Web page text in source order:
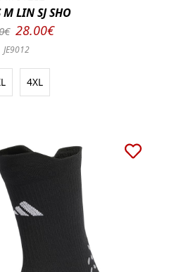
LIN SJ SHO
28.00€
JE9012
4XL